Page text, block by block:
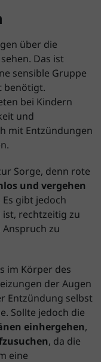
über die
Das ist
sensible Gruppe
benötigt.
bei Kindern
und
mit Entzündungen
Sorge, denn rote
und vergehen
Es gibt jedoch
rechtzeitig zu
zu
im Körper des
der Augen
Entzündung selbst
Sollte jedoch die
einhergehen,
, da die
eine